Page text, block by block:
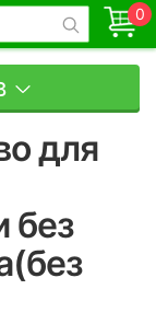
0
для
без